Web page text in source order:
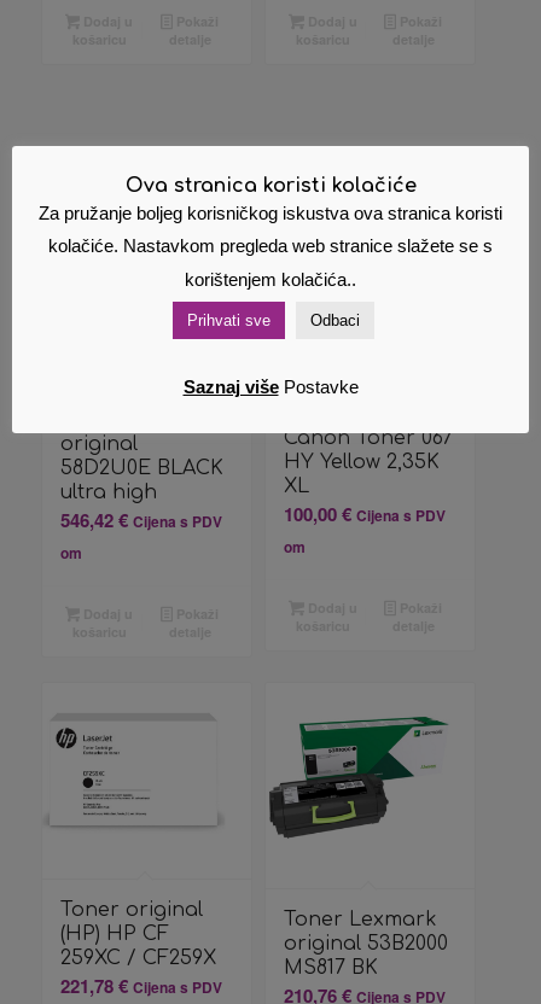
Povezani proizvodi
original
58D2U0E BLACK
ultra high
546,42€ Cijena s PDV
om
Canon Toner 067
HY Yellow 2,35K
XL
100,00€ Cijena s PDV
om
Toner original
(HP) HP CF
259XC / CF259X
221,78€ Cijena s PDV
Toner Lexmark
original 53B2000
MS817 BK
210,76€ Cijena s PDV
Ova stranica koristi kolačiće
Za pružanje boljeg korisničkog iskustva ova stranica koristi
kolačiće. Nastavkom pregleda web stranice slažete se s
korištenjem kolačića..
Prihvati sve Odbaci
Saznaj više Postavke